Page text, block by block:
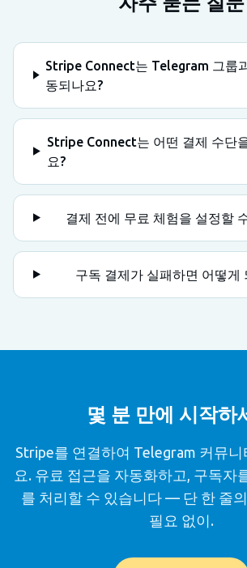
Stripe Connect는 Telegram 그룹
동되나요?
Stripe Connect는 어떤 결제 수단
요?
결제 전에 무료 체험을 설정할
구독 결제가 실패하면 어떻게
몇 분 만에 시작하
Stripe를 연결하여 Telegram 커뮤니
요. 유료 접근을 자동화하고, 구독자
를 처리할 수 있습니다 — 단 한 줄
필요 없이.